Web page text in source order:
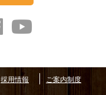
採用情報
ご案内制度